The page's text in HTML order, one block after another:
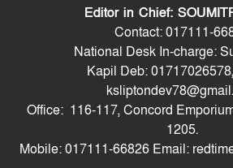
বেশি ডিজেল চেয়েছি:
শহীদ আহসান জুলাই
বিএনপি নেতার,
‘সারজিসও ছাত্রলীগ
যথাযোগ্য মর্যাদায়
গণঅভ্যুত্থান দিবস
সাকিব আল
Editor in Chief:
Contact: 017111-
National Desk In-charge:
Kapil Deb:
Office: 116-117, Concord
1205.
Mobile: 017111-66826 Email: